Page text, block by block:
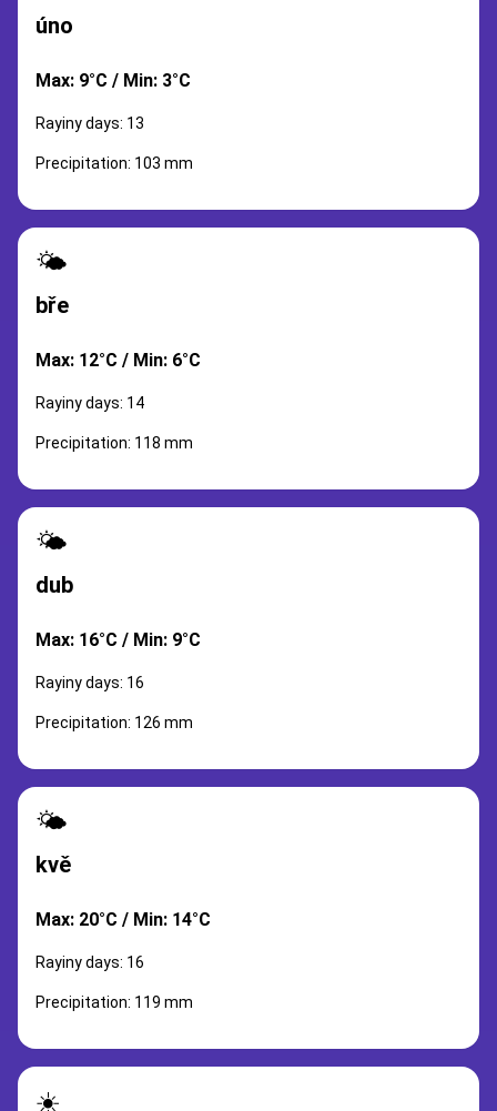
úno
Max: 9°C / Min: 3°C
Rayiny days: 13
Precipitation: 103 mm
🌤️
bře
Max: 12°C / Min: 6°C
Rayiny days: 14
Precipitation: 118 mm
🌤️
dub
Max: 16°C / Min: 9°C
Rayiny days: 16
Precipitation: 126 mm
🌤️
kvě
Max: 20°C / Min: 14°C
Rayiny days: 16
Precipitation: 119 mm
☀️